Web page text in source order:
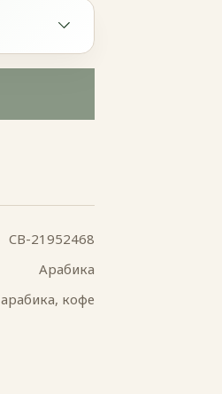
CB-21952468
Арабика
арабика, кофе